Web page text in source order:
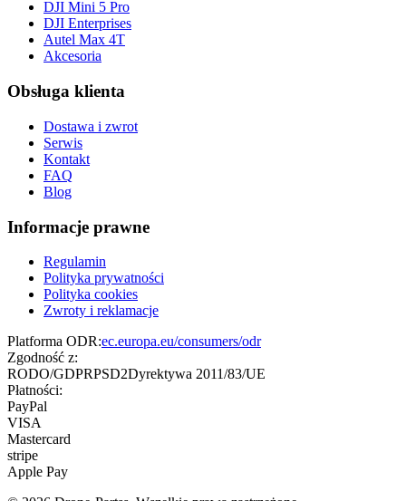
DJI Mini 5 Pro
DJI Enterprises
Autel Max 4T
Akcesoria
Obsługa klienta
Dostawa i zwrot
Serwis
Kontakt
FAQ
Blog
Informacje prawne
Regulamin
Polityka prywatności
Polityka cookies
Zwroty i reklamacje
Platforma ODR:ec.europa.eu/consumers/odr
Zgodność z:
RODO/GDPRPSD2Dyrektywa 2011/83/UE
Płatności:
PayPal
VISA
Mastercard
stripe
Apple Pay